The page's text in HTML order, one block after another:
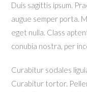
Duis sagittis ipsum.
augue semper porta.
eget nulla. Class
conubia nostra, per
Curabitur sodales
Curabitur tortor.